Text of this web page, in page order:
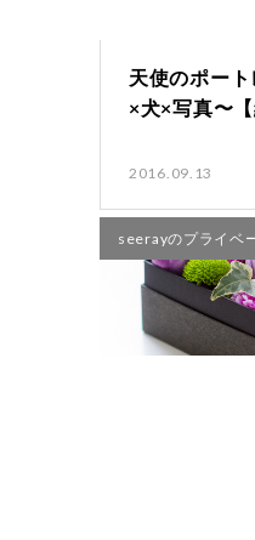
天使のポー
×犬×写真〜【
2016.09.13
seerayのプライベ